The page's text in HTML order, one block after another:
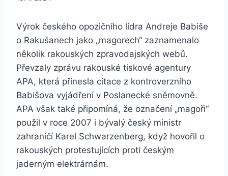
Výrok českého opozičního lídra Andreje Babiše
o Rakušanech jako „magorech“ zaznamenalo
několik rakouských zpravodajských webů.
Převzaly zprávu rakouské tiskové agentury
APA, která přinesla citace z kontroverzního
Babišova vyjádření v Poslanecké sněmovně.
APA však také připomíná, že označení „magoři“
použil v roce 2007 i bývalý český ministr
zahraničí Karel Schwarzenberg, když hovořil o
rakouských protestujících proti českým
jaderným elektrárnám.